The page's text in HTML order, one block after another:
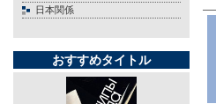
日本関係
おすすめタイトル